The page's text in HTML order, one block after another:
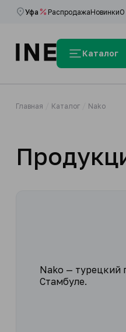
Уфа РаспродажаНовинкиО
Каталог
Главная Каталог Nako
Nako — турецкий
Стамбуле.